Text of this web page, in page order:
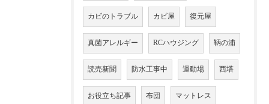
カビのトラブル カビ屋 復元屋
真菌アレルギー RCハウジング 鞆の浦
読売新聞 防水工事中 運動場 西塔
お役立ち記事 布団 マットレス